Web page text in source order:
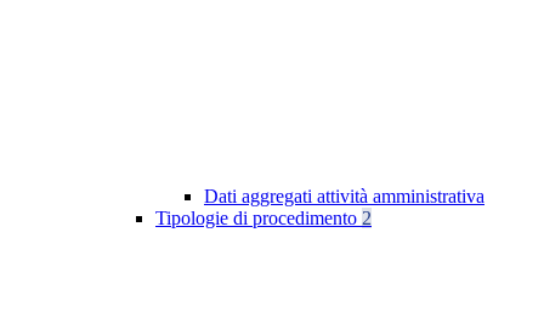
Dati aggregati attività amministrativa
Tipologie di procedimento 2